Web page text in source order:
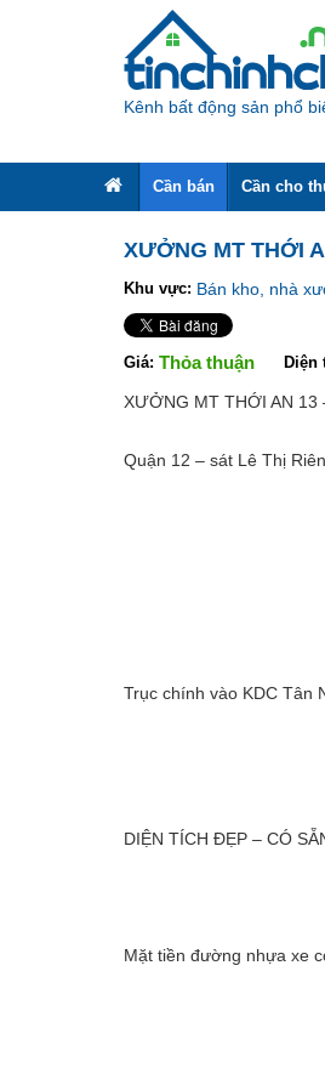
Kênh bất động sản phổ
Cần bán Cần cho
XƯỞNG MT THỚI
Khu vực: Bán kho, nhà
Giá: Thỏa thuận Diện
XƯỞNG MT THỚI AN 13
Quận 12 – sát Lê Thị
Trục chính vào KDC Tân
DIỆN TÍCH ĐẸP – CÓ
Mặt tiền đường nhựa xe